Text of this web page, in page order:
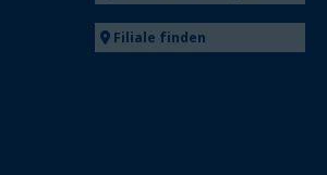
Filiale finden